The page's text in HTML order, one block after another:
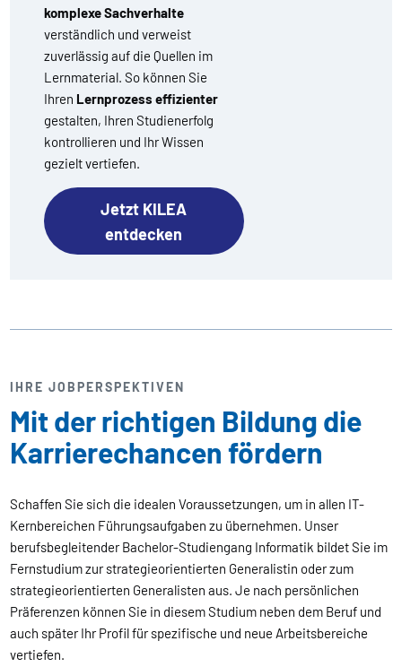
komplexe Sachverhalte
verständlich und verweist
zuverlässig auf die Quellen im
Lernmaterial. So können Sie
Ihren Lernprozess effizienter
gestalten, Ihren Studienerfolg
kontrollieren und Ihr Wissen
gezielt vertiefen.
Jetzt KILEA
entdecken
IHRE JOBPERSPEKTIVEN
Mit der richtigen Bildung die
Karrierechancen fördern
Schaffen Sie sich die idealen Voraussetzungen, um in allen IT-
Kernbereichen Führungsaufgaben zu übernehmen. Unser
berufsbegleitender Bachelor-Studiengang Informatik bildet Sie im
Fernstudium zur strategieorientierten Generalistin oder zum
strategieorientierten Generalisten aus. Je nach persönlichen
Präferenzen können Sie in diesem Studium neben dem Beruf und
auch später Ihr Profil für spezifische und neue Arbeitsbereiche
vertiefen.